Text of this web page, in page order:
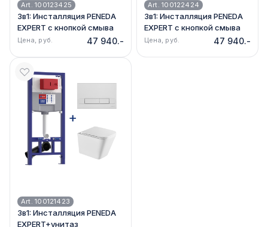
Art. 100123425
3в1: Инсталляция PENEDA
EXPERT с кнопкой смыва
хром мат. + унитаз FLOREX
Цена, руб. 47 940.-
Art. 100122424
3в1: Инсталляция PENEDA
EXPERT с кнопкой смыва
чёрный мат. + унитаз
Цена, руб. 47 940.-
Art. 100121423
3в1: Инсталляция PENEDA
EXPERT+унитаз